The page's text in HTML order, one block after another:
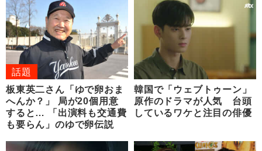
話題
板東英二さん「ゆで卵おま
へんか？」 局が20個用意
すると… 「出演料も交通費
も要らん」のゆで卵伝説
韓国で「ウェブトゥーン」
原作のドラマが人気 台頭
しているワケと注目の俳優